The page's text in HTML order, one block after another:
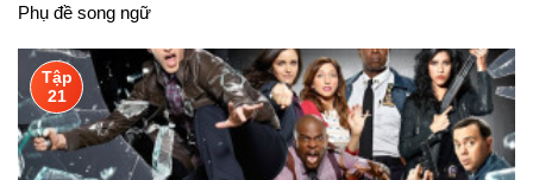
Phụ đề song ngữ
Tập
21